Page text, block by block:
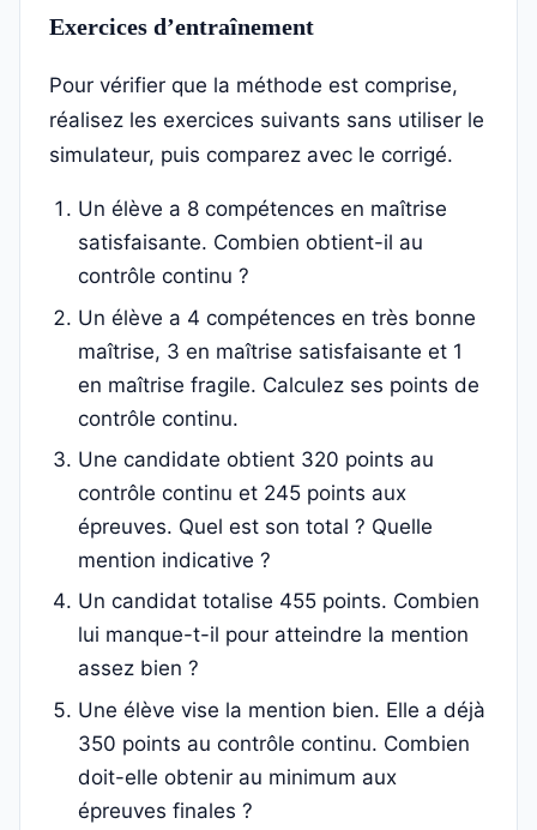
Exercices d’entraînement
Pour vérifier que la méthode est comprise,
réalisez les exercices suivants sans utiliser le
simulateur, puis comparez avec le corrigé.
Un élève a 8 compétences en maîtrise
satisfaisante. Combien obtient-il au
contrôle continu ?
Un élève a 4 compétences en très bonne
maîtrise, 3 en maîtrise satisfaisante et 1
en maîtrise fragile. Calculez ses points de
contrôle continu.
Une candidate obtient 320 points au
contrôle continu et 245 points aux
épreuves. Quel est son total ? Quelle
mention indicative ?
Un candidat totalise 455 points. Combien
lui manque-t-il pour atteindre la mention
assez bien ?
Une élève vise la mention bien. Elle a déjà
350 points au contrôle continu. Combien
doit-elle obtenir au minimum aux
épreuves finales ?